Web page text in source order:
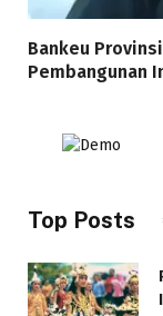
Bankeu
Pembangunan
Top Posts